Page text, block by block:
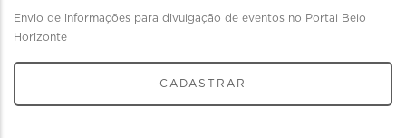
Envio de informações para divulgação de eventos no Portal Belo
Horizonte
CADASTRAR